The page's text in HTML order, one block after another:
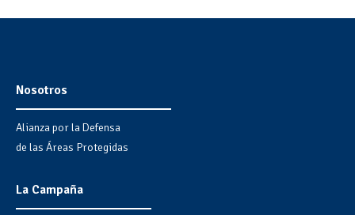
Nosotros
Alianza por la Defensa
de las Áreas Protegidas
La Campaña